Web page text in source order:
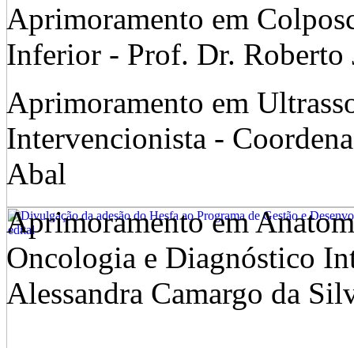
Aprimoramento em
Inferior - Prof. Dr. Roberto
Aprimoramento em
Intervencionista -
Abal
Aprimoramento em
Oncologia e Diagnóstico
Alessandra Camargo da